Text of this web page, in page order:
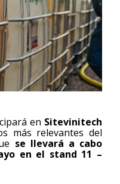
en Sitevinitech
más relevantes del
se llevará a cabo
en el stand 11 –